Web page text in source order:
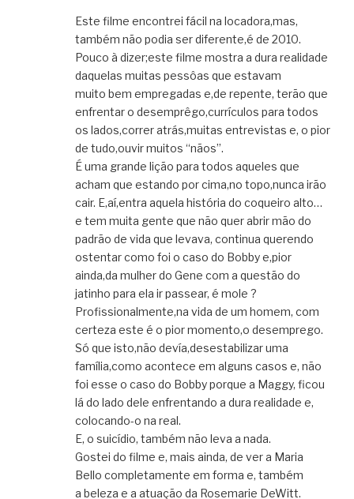
Este filme encontrei fácil na locadora,mas,
também não podia ser diferente,é de 2010.
Pouco à dizer;este filme mostra a dura realidade
daquelas muitas pessôas que estavam
muito bem empregadas e,de repente, terão que
enfrentar o desemprêgo,currículos para todos
os lados,correr atrás,muitas entrevistas e, o pior
de tudo,ouvir muitos “nãos”.
É uma grande lição para todos aqueles que
acham que estando por cima,no topo,nunca irão
cair. E,aí,entra aquela história do coqueiro alto…
e tem muita gente que não quer abrir mão do
padrão de vida que levava, continua querendo
ostentar como foi o caso do Bobby e,pior
ainda,da mulher do Gene com a questão do
jatinho para ela ir passear, é mole ?
Profissionalmente,na vida de um homem, com
certeza este é o pior momento,o desemprego.
Só que isto,não devía,desestabilizar uma
família,como acontece em alguns casos e, não
foi esse o caso do Bobby porque a Maggy, ficou
lá do lado dele enfrentando a dura realidade e,
colocando-o na real.
E, o suicídio, também não leva a nada.
Gostei do filme e, mais ainda, de ver a Maria
Bello completamente em forma e, também
a beleza e a atuação da Rosemarie DeWitt.